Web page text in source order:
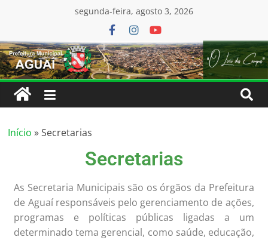
segunda-feira, agosto 3, 2026
Início »Secretarias
Secretarias
As Secretaria Municipais são os órgãos da Prefeitura
de Aguaí responsáveis pelo gerenciamento de ações,
programas e políticas públicas ligadas a um
determinado tema gerencial, como saúde, educação,